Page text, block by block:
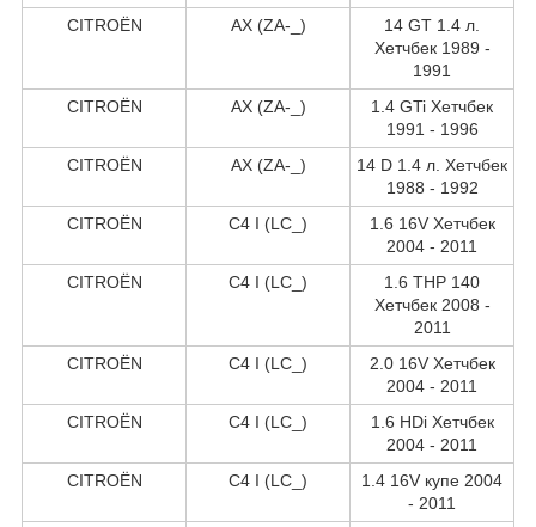
CITROËN
AX (ZA-_)
14 GT 1.4 л.
Хетчбек 1989 -
1991
CITROËN
AX (ZA-_)
1.4 GTi Хетчбек
1991 - 1996
CITROËN
AX (ZA-_)
14 D 1.4 л. Хетчбек
1988 - 1992
CITROËN
C4 I (LC_)
1.6 16V Хетчбек
2004 - 2011
CITROËN
C4 I (LC_)
1.6 THP 140
Хетчбек 2008 -
2011
CITROËN
C4 I (LC_)
2.0 16V Хетчбек
2004 - 2011
CITROËN
C4 I (LC_)
1.6 HDi Хетчбек
2004 - 2011
CITROËN
C4 I (LC_)
1.4 16V купе 2004
- 2011